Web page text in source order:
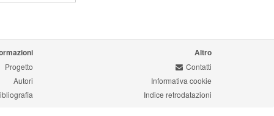
Progetto
Autori
Altro
Contatti
Informativa cookie
Indice retrodatazioni